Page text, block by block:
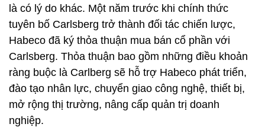
là có lý do khác. Một năm trước khi chính thức
tuyên bố Carlsberg trở thành đối tác chiến lược,
Habeco đã ký thỏa thuận mua bán cổ phần với
Carlsberg. Thỏa thuận bao gồm những điều khoản
ràng buộc là Carlberg sẽ hỗ trợ Habeco phát triển,
đào tạo nhân lực, chuyển giao công nghệ, thiết bị,
mở rộng thị trường, nâng cấp quản trị doanh
nghiệp.